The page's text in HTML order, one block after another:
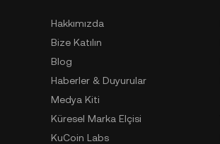
Hakkımızda
Bize Katılın
Blog
Haberler & Duyurular
Medya Kiti
Küresel Marka Elçisi
KuCoin Labs